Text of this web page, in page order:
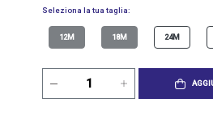
Seleziona la tua taglia:
12M 18M 24M